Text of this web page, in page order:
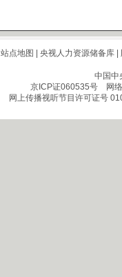
站点地图 央视人力资源储备库|
中国中
京ICP证060535号网络
网上传播视听节目许可证号